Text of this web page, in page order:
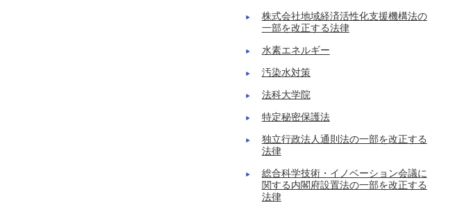
株式会社地域経済活性化支援機構法の
一部を改正する法律
水素エネルギー
汚染水対策
法科大学院
特定秘密保護法
独立行政法人通則法の一部を改正する
法律
総合科学技術・イノベーション会議に
関する内閣府設置法の一部を改正する
法律